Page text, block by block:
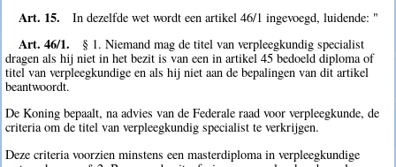
Art. 15. In dezelfde wet wordt een artikel 46/1 ingevoegd, luidende: "
Art. 46/1.
§ 1. Niemand mag de titel van verpleegkundig specialist
dragen als hij niet in het bezit is van een in artikel 45 bedoeld diploma of
titel van verpleegkundige en als hij niet aan de bepalingen van dit artikel
beantwoordt.
De Koning bepaalt, na advies van de Federale raad voor verpleegkunde, de
criteria om de titel van verpleegkundig specialist te verkrijgen.
Deze criteria voorzien minstens een masterdiploma in verpleegkundige